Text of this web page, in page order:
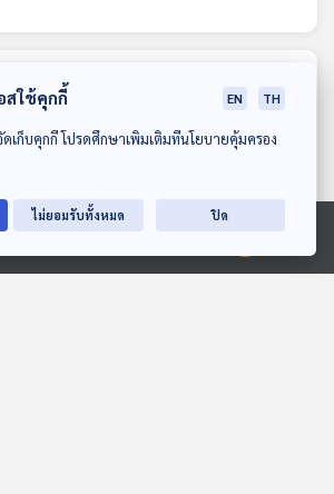
Application
พร่ภาพสาธารณะแห่งประเทศไทย
สใช้คุกกี้ EN TH
ดเก็บคุกกี้ โปรดศึกษาเพิ่มเติมที่นโยบายคุ้มครอง
ไม่ยอมรับทั้งหมด ปิด